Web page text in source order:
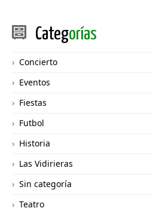
Categorías
Concierto
Eventos
Fiestas
Futbol
Historia
Las Vidirieras
Sin categoría
Teatro